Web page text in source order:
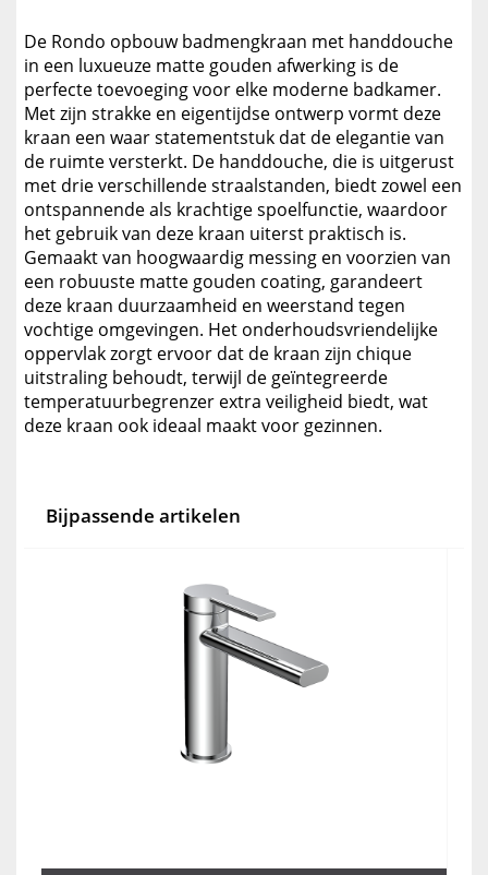
De Rondo opbouw badmengkraan met handdouche
in een luxueuze matte gouden afwerking is de
perfecte toevoeging voor elke moderne badkamer.
Met zijn strakke en eigentijdse ontwerp vormt deze
kraan een waar statementstuk dat de elegantie van
de ruimte versterkt. De handdouche, die is uitgerust
met drie verschillende straalstanden, biedt zowel een
ontspannende als krachtige spoelfunctie, waardoor
het gebruik van deze kraan uiterst praktisch is.
Gemaakt van hoogwaardig messing en voorzien van
een robuuste matte gouden coating, garandeert
deze kraan duurzaamheid en weerstand tegen
vochtige omgevingen. Het onderhoudsvriendelijke
oppervlak zorgt ervoor dat de kraan zijn chique
uitstraling behoudt, terwijl de geïntegreerde
temperatuurbegrenzer extra veiligheid biedt, wat
deze kraan ook ideaal maakt voor gezinnen.
Bijpassende artikelen